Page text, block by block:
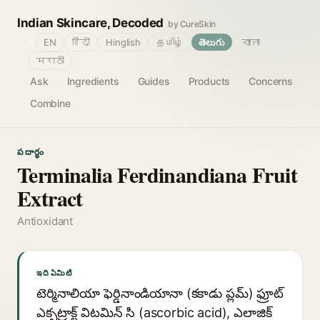
Indian Skincare, Decoded by CureSkin
Ask Ingredients Guides Products
Concerns
Combine
EN हिंदी Hinglish தமிழ் తెలుగు
বাংলা
मराठी
పదార్థం
Terminalia Ferdinandiana Fruit
Extract
Antioxidant
ఇది ఏమిటి
టెర్మినాలియా ఫెర్డినాండియానా (కకాడు ప్లమ్) ఫ్రూట్
ఎక్సట్రాక్ట్ విటమిన్ సి (ascorbic acid), ఎలాజిక్